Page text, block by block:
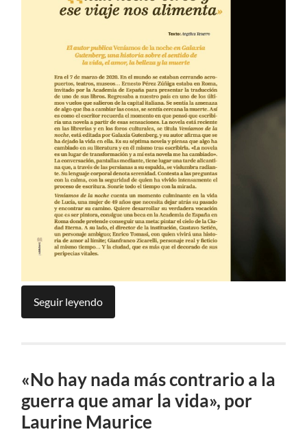
Seguir leyendo
«No hay nada más contrario a la
guerra que amar la vida», por
Laurine Maurice